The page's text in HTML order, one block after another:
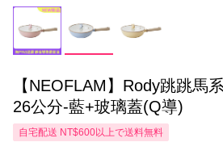
【NEOFLAM】Rody跳跳馬
26公分-藍+玻璃蓋(Q導)
自宅配送 NT$600以上で送料無料